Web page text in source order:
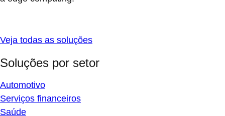
Veja todas as soluções
Soluções por setor
Automotivo
Serviços financeiros
Saúde